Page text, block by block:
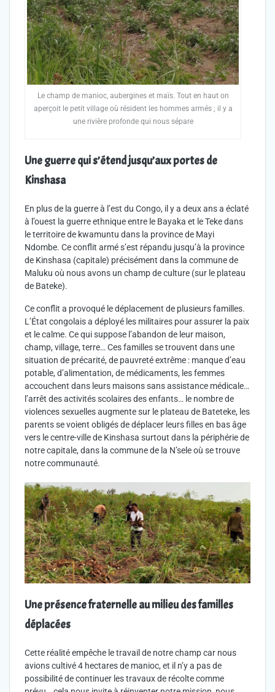
Le champ de manioc, aubergines et maïs. Tout en haut on
aperçoit le petit village où résident les hommes armés ; il y a
une rivière profonde qui nous sépare
Une guerre qui s’étend jusqu’aux portes de
Kinshasa
En plus de la guerre à l’est du Congo, il y a deux ans a éclaté
à l’ouest la guerre ethnique entre le Bayaka et le Teke dans
le territoire de kwamuntu dans la province de Mayi
Ndombe. Ce conflit armé s’est répandu jusqu’à la province
de Kinshasa (capitale) précisément dans la commune de
Maluku où nous avons un champ de culture (sur le plateau
de Bateke).
Ce conflit a provoqué le déplacement de plusieurs familles.
L’État congolais a déployé les militaires pour assurer la paix
et le calme. Ce qui suppose l’abandon de leur maison,
champ, village, terre… Ces familles se trouvent dans une
situation de précarité, de pauvreté extrême : manque d’eau
potable, d’alimentation, de médicaments, les femmes
accouchent dans leurs maisons sans assistance médicale…
l’arrêt des activités scolaires des enfants… le nombre de
violences sexuelles augmente sur le plateau de Bateteke, les
parents se voient obligés de déplacer leurs filles en bas âge
vers le centre-ville de Kinshasa surtout dans la périphérie de
notre capitale, dans la commune de la N’sele où se trouve
notre communauté.
Une présence fraternelle au milieu des familles
déplacées
Cette réalité empêche le travail de notre champ car nous
avions cultivé 4 hectares de manioc, et il n’y a pas de
possibilité de continuer les travaux de récolte comme